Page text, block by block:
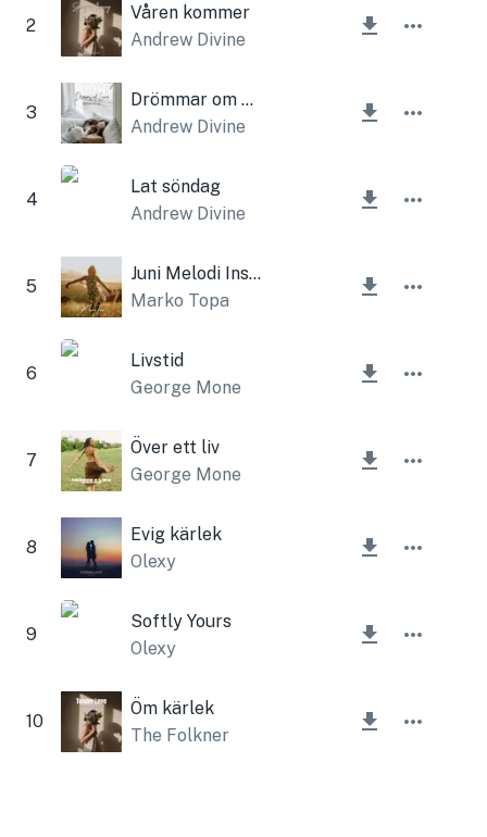
2
Våren kommer
Andrew Divine
3
Drömmar om kärlek
Andrew Divine
4
Lat söndag
Andrew Divine
5
Juni Melodi Instrumental
Marko Topa
6
Livstid
George Mone
7
Över ett liv
George Mone
8
Evig kärlek
Olexy
9
Softly Yours
Olexy
10
Öm kärlek
The Folkner